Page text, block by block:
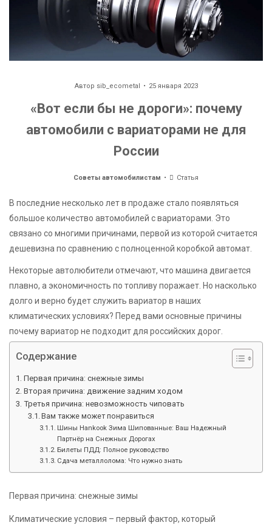
Автор sib_ecometal 25 января 2023
«Вот если бы не дороги»: почему
автомобили с вариаторами не для
России
Советы автомобилистам Статья
В последние несколько лет в продаже стало появляться
большое количество автомобилей с вариаторами. Это
связано со многими причинами, первой из которой считается
дешевизна по сравнению с полноценной коробкой автомат.
Некоторые автолюбители отмечают, что машина двигается
плавно, а экономичность по топливу поражает. Но насколько
долго и верно будет служить вариатор в наших
климатических условиях? Перед вами основные причины
почему вариатор не подходит для российских дорог.
Содержание
Первая причина: снежные зимы
Вторая причина: движение задним ходом
Третья причина: невозможность чиповать
Вам также может понравиться
Шины Hankook Зима Шипованные: Ваш Надежный
Партнёр на Снежных Дорогах
Билеты ПДД: Полное руководство
Сдача металлолома: Что нужно знать
Первая причина: снежные зимы
Климатические условия – первый фактор, который